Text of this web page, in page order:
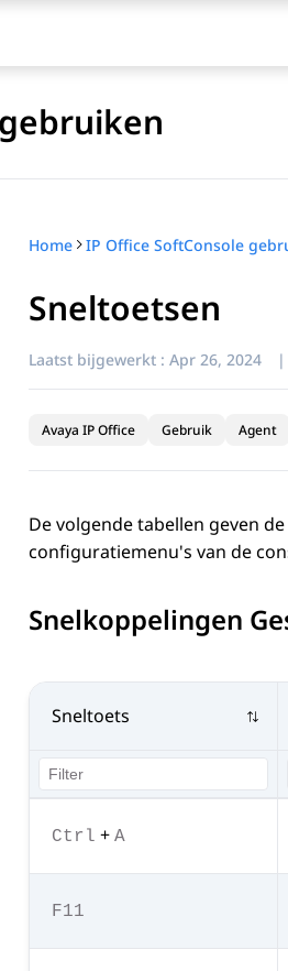
Home IP Office SoftConsole
Sneltoetsen
Laatst bijgewerkt : Apr 26, 2024 |
Avaya IP Office Gebruik Agent
De volgende tabellen geven
configuratiemenu's van de
Snelkoppelingen
Sneltoets
Ctrl + A
F11